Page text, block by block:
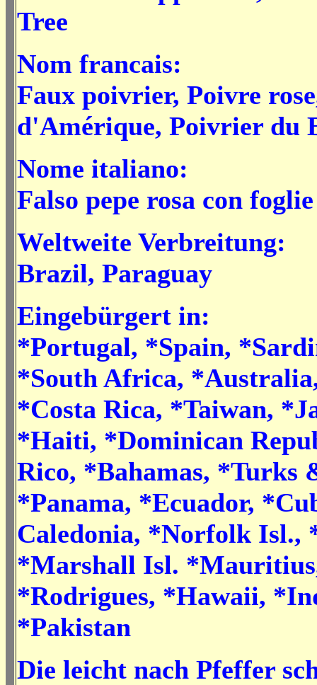
Tree
Nom francais:
Faux poivrier, Poivre
d'Amérique, Poivrier du
Nome italiano:
Falso pepe rosa con
Weltweite Verbreitung:
Brazil, Paraguay
Eingebürgert in:
*Portugal, *Spain,
*South Africa,
*Costa Rica, *Taiwan,
*Haiti, *Dominican
Rico, *Bahamas, *Turks
*Panama, *Ecuador,
Caledonia, *Norfolk Isl.,
*Marshall Isl.
*Rodrigues, *Hawaii,
*Pakistan
Die leicht nach Pfeffer